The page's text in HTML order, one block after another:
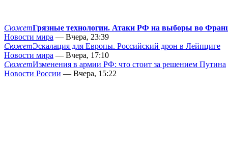
СюжетГрязные технологии. Атаки РФ на выборы во
Новости мира — Вчера, 23:39
СюжетЭскалация для Европы. Российский дрон в Лейпциге
Новости мира — Вчера, 17:10
СюжетИзменения в армии РФ: что стоит за решением Путина
Новости России — Вчера, 15:22